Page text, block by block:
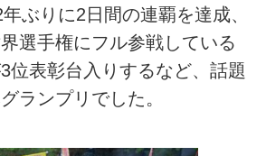
ぶりに2日間の連覇を達成、
選手権にフル参戦している
位表彰台入りするなど、話題
ランプリでした。